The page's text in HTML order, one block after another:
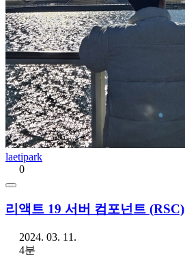
laetipark
0
리액트 19 서버 컴포넌트 (RSC)
2024. 03. 11.
4분